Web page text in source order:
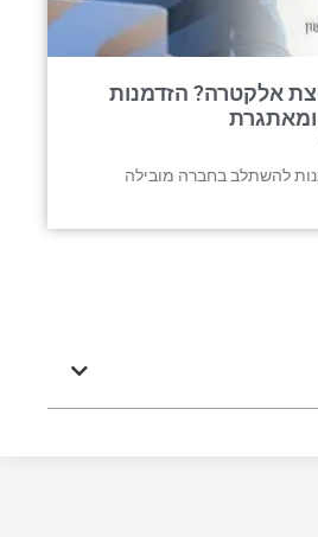
אלקטרה? הזדמנות
ומאתגרת
להשתלב בחברה מובילה